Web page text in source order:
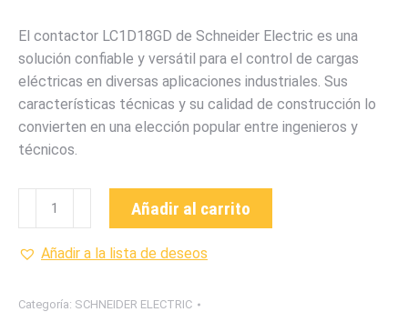
El contactor LC1D18GD de Schneider Electric es una
solución confiable y versátil para el control de cargas
eléctricas en diversas aplicaciones industriales. Sus
características técnicas y su calidad de construcción lo
convierten en una elección popular entre ingenieros y
técnicos.
LC1D18GD
DE
SCHNEIDER
Añadir al carrito
Añadir a la lista de deseos
Categoría: SCHNEIDER ELECTRIC